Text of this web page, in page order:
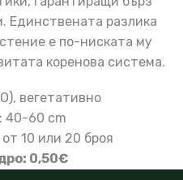
Единствената разлика
е по-ниската му
коренова система.
вегетативно
40-60 cm
10 или 20 броя
0,50€